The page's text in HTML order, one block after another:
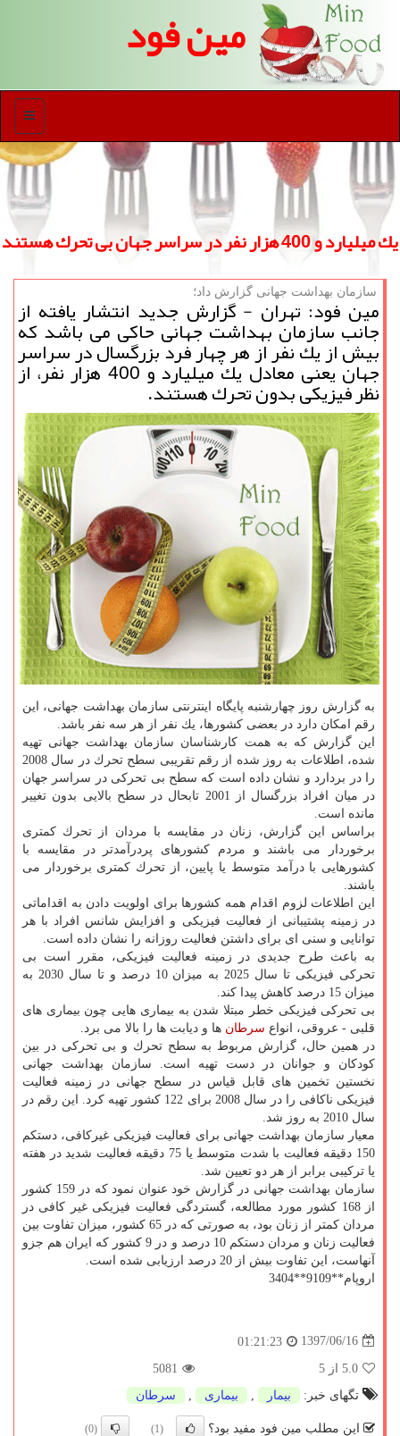
مین فود
منو
یك میلیارد و 400 هزار نفر در سراسر جهان بی تحرك هستند
سازمان بهداشت جهانی گزارش داد؛
مین فود: تهران - گزارش جدید انتشار یافته از
جانب سازمان بهداشت جهانی حاكی می باشد كه
بیش از یك نفر از هر چهار فرد بزرگسال در سراسر
جهان یعنی معادل یك میلیارد و 400 هزار نفر، از
نظر فیزیكی بدون تحرك هستند.
به گزارش روز چهارشنبه پایگاه اینترنتی سازمان بهداشت جهانی، این
رقم امكان دارد در بعضی كشورها، یك نفر از هر سه نفر باشد.
این گزارش كه به همت كارشناسان سازمان بهداشت جهانی تهیه
شده، اطلاعات به روز شده از رقم تقریبی سطح تحرك در سال 2008
را در بردارد و نشان داده است كه سطح بی تحركی در سراسر جهان
در میان افراد بزرگسال از 2001 تابحال در سطح بالایی بدون تغییر
مانده است.
براساس این گزارش، زنان در مقایسه با مردان از تحرك كمتری
برخوردار می باشند و مردم كشورهای پردرآمدتر در مقایسه با
كشورهایی با درآمد متوسط یا پایین، از تحرك كمتری برخوردار می
باشند.
این اطلاعات لزوم اقدام همه كشورها برای اولویت دادن به اقداماتی
در زمینه پشتیبانی از فعالیت فیزیكی و افزایش شانس افراد با هر
توانایی و سنی ای برای داشتن فعالیت روزانه را نشان داده است.
به باعث طرح جدیدی در زمینه فعالیت فیزیكی، مقرر است بی
تحركی فیزیكی تا سال 2025 به میزان 10 درصد و تا سال 2030 به
میزان 15 درصد كاهش پیدا كند.
بی تحركی فیزیكی خطر مبتلا شدن به بیماری هایی چون بیماری های
قلبی - عروقی، انواع سرطان ها و دیابت ها را بالا می برد.
در همین حال، گزارش مربوط به سطح تحرك و بی تحركی در بین
كودكان و جوانان در دست تهیه است. سازمان بهداشت جهانی
نخستین تخمین های قابل قیاس در سطح جهانی در زمینه فعالیت
فیزیكی ناكافی را در سال 2008 برای 122 كشور تهیه كرد. این رقم در
سال 2010 به روز شد.
معیار سازمان بهداشت جهانی برای فعالیت فیزیكی غیركافی، دستكم
150 دقیقه فعالیت با شدت متوسط یا 75 دقیقه فعالیت شدید در هفته
یا تركیبی برابر از هر دو تعیین شد.
سازمان بهداشت جهانی در گزارش خود عنوان نمود كه در 159 كشور
از 168 كشور مورد مطالعه، گستردگی فعالیت فیزیكی غیر كافی در
مردان كمتر از زنان بود، به صورتی كه در 65 كشور، میزان تفاوت بین
فعالیت زنان و مردان دستكم 10 درصد و در 9 كشور كه ایران هم جزو
آنهاست، این تفاوت بیش از 20 درصد ارزیابی شده است.
اروپام**9109**3404
1397/06/16
01:21:23
5.0 از 5
5081
تگهای خبر:
بیمار بیماری سرطان
این مطلب مین فود مفید بود؟ (1)
(0)